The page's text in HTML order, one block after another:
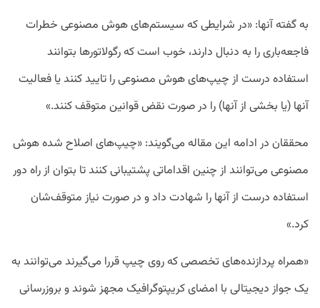
به گفته آنها: «در شرایطی که سیستم‌های هوش مصنوعی خطرات
فاجعه‌باری را به دنبال دارند، خوب است که رگولاتور‌ها بتوانند
استفاده درست از چیپ‌های هوش مصنوعی را تایید کنند یا فعالیت
آنها (یا بخشی از آنها) را در صورت نقض قوانین متوقف کنند.»
محققان در ادامه این مقاله می‌گویند: «چیپ‌های اصلاح شده هوش
مصنوعی می‌توانند از چنین اقداماتی پشتیبانی کنند تا بتوان از راه دور
استفاده درست از آنها را شهادت داد و در صورت نیاز متوقف‌شان
کرد.»
«همراه پردازنده‌های تخصصی که روی چیپ قررا می‌گیرند می‌توانند به
یک جواز دیجیتالی با امضای کریپتوگرافیک مجهز شوند و بروزرسانی